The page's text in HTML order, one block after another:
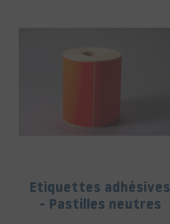
Etiquettes adhésives
- Pastilles neutres